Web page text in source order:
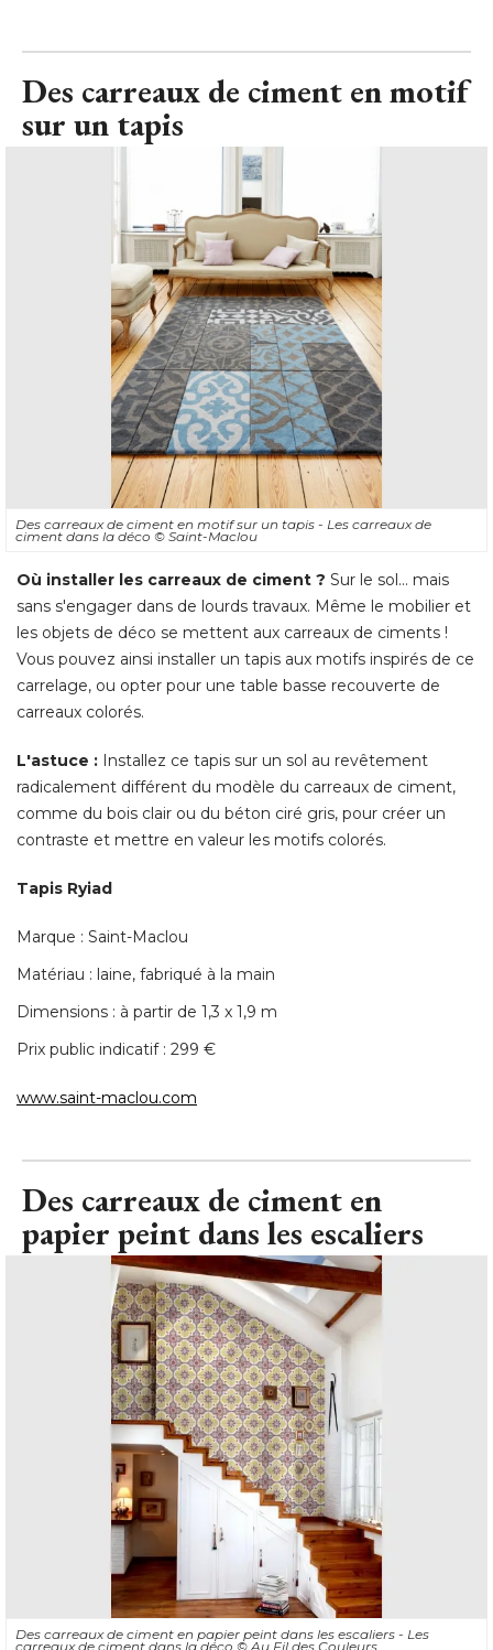
Des carreaux de ciment en motif
sur un tapis
Des carreaux de ciment en motif sur un tapis - Les carreaux de
ciment dans la déco © Saint-Maclou
Où installer les carreaux de ciment ? Sur le sol... mais
sans s'engager dans de lourds travaux. Même le mobilier et
les objets de déco se mettent aux carreaux de ciments !
Vous pouvez ainsi installer un tapis aux motifs inspirés de ce
carrelage, ou opter pour une table basse recouverte de
carreaux colorés.
L'astuce : Installez ce tapis sur un sol au revêtement
radicalement différent du modèle du carreaux de ciment,
comme du bois clair ou du béton ciré gris, pour créer un
contraste et mettre en valeur les motifs colorés.
Tapis Ryiad
Marque : Saint-Maclou
Matériau : laine, fabriqué à la main
Dimensions : à partir de 1,3 x 1,9 m
Prix public indicatif : 299 €
www.saint-maclou.com
Des carreaux de ciment en
papier peint dans les escaliers
Des carreaux de ciment en papier peint dans les escaliers - Les
carreaux de ciment dans la déco © Au Fil des Couleurs